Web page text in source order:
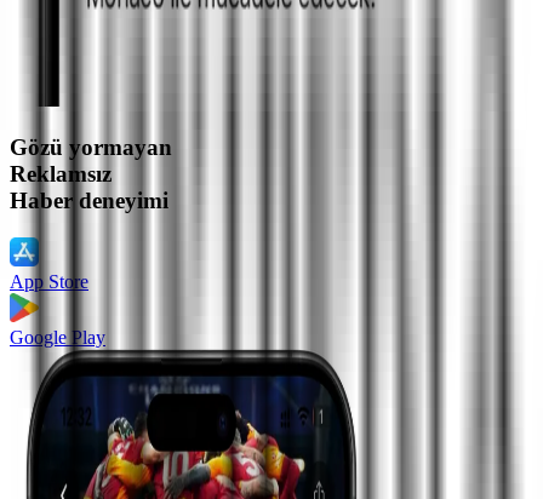
Gözü yormayan
Reklamsız
Haber deneyimi
App Store
Google Play